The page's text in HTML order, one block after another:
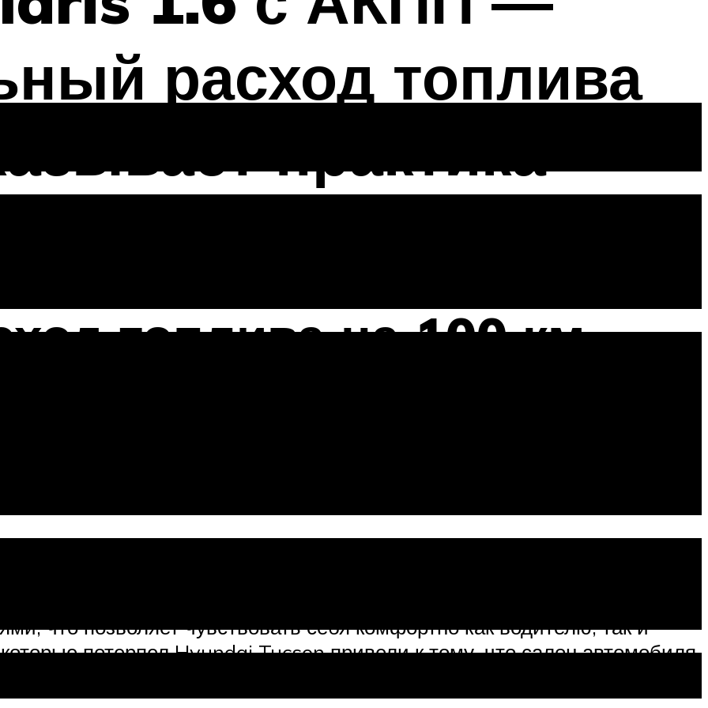
расход топлива
практика
2.0 CRDi AT 4WD
топлива на 100 км
дверьми — всё это о Hyundai Tucson. Автомобиль полностью
что позволяет чувствовать себя комфортно как водителю, так и
потерпел Hyundai Tucson привели к тому, что салон автомобиля
А вдобавок к этому было увеличено пространство и в багажнике.